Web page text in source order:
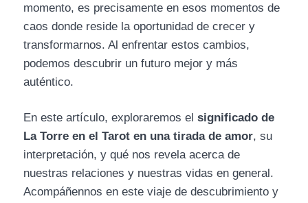
momento, es precisamente en esos momentos de
caos donde reside la oportunidad de crecer y
transformarnos. Al enfrentar estos cambios,
podemos descubrir un futuro mejor y más
auténtico.
En este artículo, exploraremos el significado de
La Torre en el Tarot en una tirada de amor, su
interpretación, y qué nos revela acerca de
nuestras relaciones y nuestras vidas en general.
Acompáñennos en este viaje de descubrimiento y